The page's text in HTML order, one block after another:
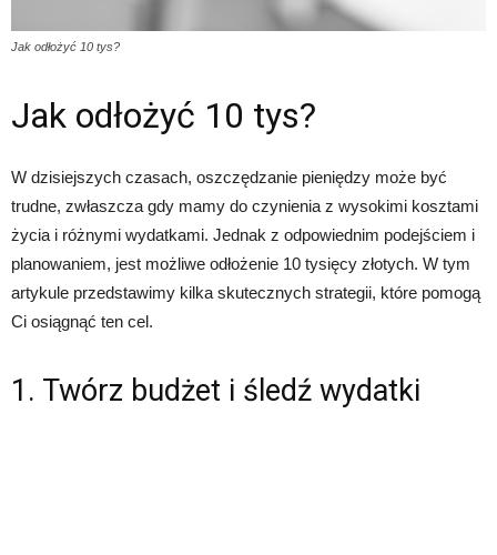
Jak odłożyć 10 tys?
Jak odłożyć 10 tys?
W dzisiejszych czasach, oszczędzanie pieniędzy może być
trudne, zwłaszcza gdy mamy do czynienia z wysokimi kosztami
życia i różnymi wydatkami. Jednak z odpowiednim podejściem i
planowaniem, jest możliwe odłożenie 10 tysięcy złotych. W tym
artykule przedstawimy kilka skutecznych strategii, które pomogą
Ci osiągnąć ten cel.
1. Twórz budżet i śledź wydatki